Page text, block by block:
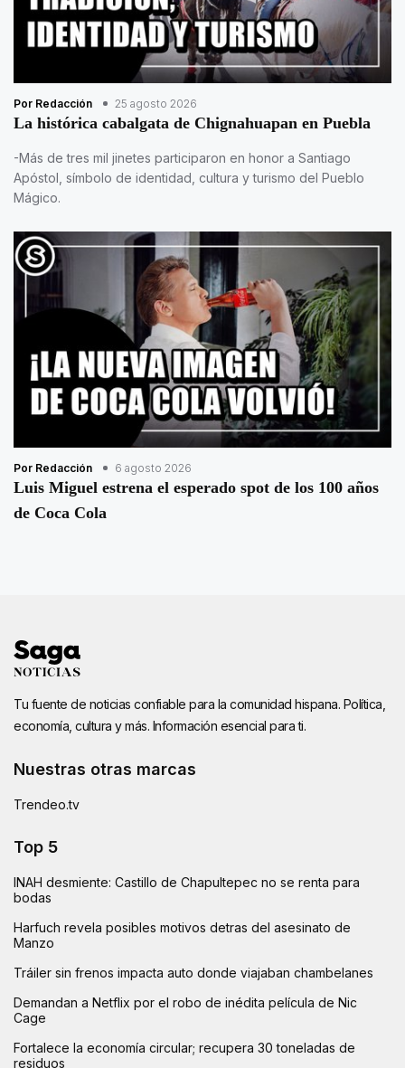
Por Redacción 25 agosto 2026
La histórica cabalgata de Chignahuapan en Puebla
-Más de tres mil jinetes participaron en honor a Santiago
Apóstol, símbolo de identidad, cultura y turismo del Pueblo
Mágico.
Por Redacción 6 agosto 2026
Luis Miguel estrena el esperado spot de los 100 años
de Coca Cola
Tu fuente de noticias confiable para la comunidad hispana. Política,
economía, cultura y más. Información esencial para ti.
Nuestras otras marcas
Trendeo.tv
Top 5
INAH desmiente: Castillo de Chapultepec no se renta para
bodas
Harfuch revela posibles motivos detras del asesinato de
Manzo
Tráiler sin frenos impacta auto donde viajaban chambelanes
Demandan a Netflix por el robo de inédita película de Nic
Cage
Fortalece la economía circular; recupera 30 toneladas de
residuos